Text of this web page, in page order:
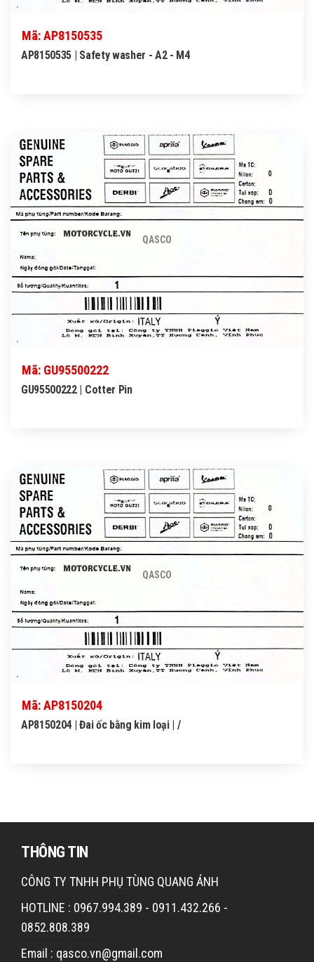
Mã: AP8150535
AP8150535 | Safety washer - A2 - M4
QASCO
Mã: GU95500222
GU95500222 | Cotter Pin
QASCO
Mã: AP8150204
AP8150204 | Đai ốc bằng kim loại | /
THÔNG TIN
CÔNG TY TNHH PHỤ TÙNG QUANG ÁNH
HOTLINE : 0967.994.389 - 0911.432.266 -
0852.808.389
Email : qasco.vn@gmail.com